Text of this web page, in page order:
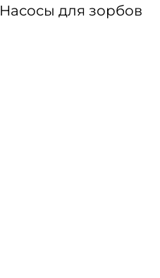
Насосы для зорбов